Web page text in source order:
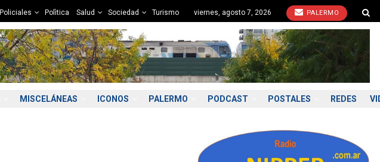
Policiales Polìtica Salud Sociedad Turismo viernes, agosto 7, 2026 PALERMO
MISCELÁNEAS ICONOS PALERMO PODCAST POSTALES REDES